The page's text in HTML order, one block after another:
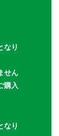
なり
せん
購入
なり